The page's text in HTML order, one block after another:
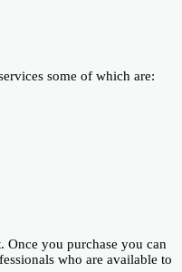
some of which are:
Once you purchase you can
who are available to